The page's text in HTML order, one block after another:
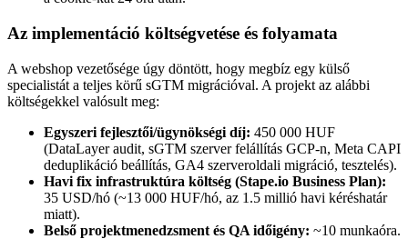
Az implementáció költségvetése és folyamata
A webshop vezetősége úgy döntött, hogy megbíz egy külső
specialistát a teljes körű sGTM migrációval. A projekt az alábbi
költségekkel valósult meg:
Egyszeri fejlesztői/ügynökségi díj: 450 000 HUF
(DataLayer audit, sGTM szerver felállítás GCP-n, Meta CAPI
deduplikáció beállítás, GA4 szerveroldali migráció, tesztelés).
Havi fix infrastruktúra költség (Stape.io Business Plan):
35 USD/hó (~13 000 HUF/hó, az 1.5 millió havi kéréshatár
miatt).
Belső projektmenedzsment és QA időigény: ~10 munkaóra.